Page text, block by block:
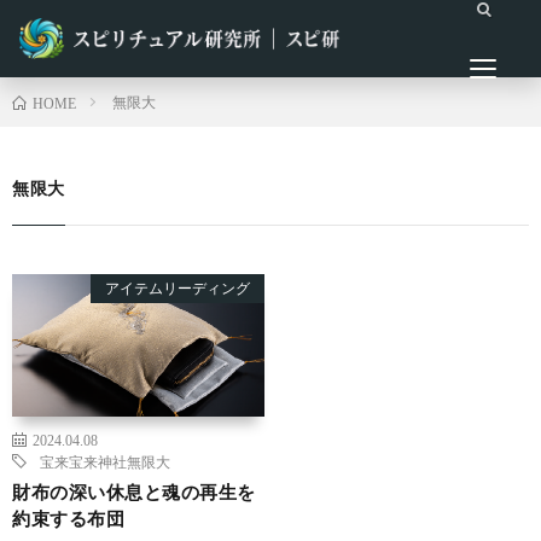
HOME 無限大
無限大
アイテムリーディング
2024.04.08
宝来宝来神社無限大
財布の深い休息と魂の再生を
約束する布団